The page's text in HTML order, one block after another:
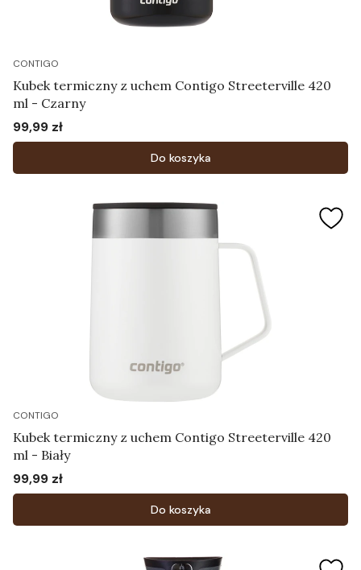
CONTIGO
Kubek termiczny z uchem Contigo Streeterville 420
ml - Czarny
Cena
99,99 zł
Do koszyka
CONTIGO
Kubek termiczny z uchem Contigo Streeterville 420
ml - Biały
Cena
99,99 zł
Do koszyka